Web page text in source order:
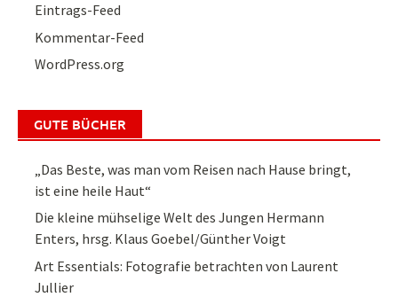
Eintrags-Feed
Kommentar-Feed
WordPress.org
GUTE BÜCHER
„Das Beste, was man vom Reisen nach Hause bringt,
ist eine heile Haut“
Die kleine mühselige Welt des Jungen Hermann
Enters, hrsg. Klaus Goebel/Günther Voigt
Art Essentials: Fotografie betrachten von Laurent
Jullier